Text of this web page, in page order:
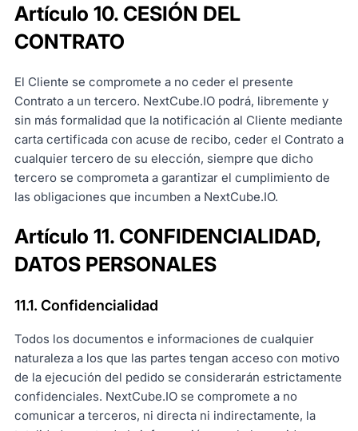
Artículo 10. CESIÓN DEL
CONTRATO
El Cliente se compromete a no ceder el presente
Contrato a un tercero. NextCube.IO podrá, libremente y
sin más formalidad que la notificación al Cliente mediante
carta certificada con acuse de recibo, ceder el Contrato a
cualquier tercero de su elección, siempre que dicho
tercero se comprometa a garantizar el cumplimiento de
las obligaciones que incumben a NextCube.IO.
Artículo 11. CONFIDENCIALIDAD,
DATOS PERSONALES
11.1. Confidencialidad
Todos los documentos e informaciones de cualquier
naturaleza a los que las partes tengan acceso con motivo
de la ejecución del pedido se considerarán estrictamente
confidenciales. NextCube.IO se compromete a no
comunicar a terceros, ni directa ni indirectamente, la